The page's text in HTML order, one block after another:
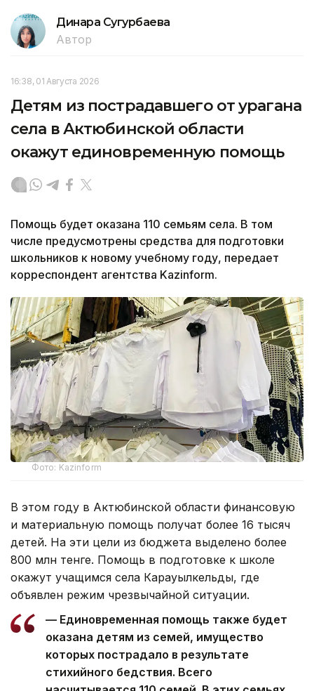
Динара Сугурбаева
Автор
16:38, 01 Августа 2026
Детям из пострадавшего от урагана
села в Актюбинской области
окажут единовременную помощь
Помощь будет оказана 110 семьям села. В том
числе предусмотрены средства для подготовки
школьников к новому учебному году, передает
корреспондент агентства Kazinform.
Фото: Kazinform
В этом году в Актюбинской области финансовую
и материальную помощь получат более 16 тысяч
детей. На эти цели из бюджета выделено более
800 млн тенге. Помощь в подготовке к школе
окажут учащимся села Карауылкельды, где
объявлен режим чрезвычайной ситуации.
— Единовременная помощь также будет
оказана детям из семей, имущество
которых пострадало в результате
стихийного бедствия. Всего